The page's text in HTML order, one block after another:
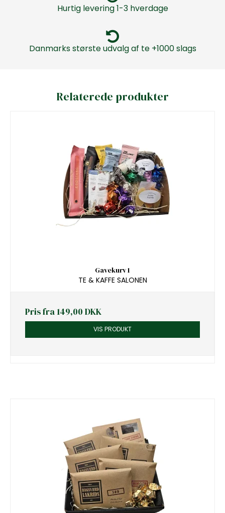
Hurtig levering 1-3 hverdage
Danmarks største udvalg af te +1000 slags
Relaterede produkter
Gavekurv 1
TE & KAFFE SALONEN
Pris fra 149,00 DKK
VIS PRODUKT